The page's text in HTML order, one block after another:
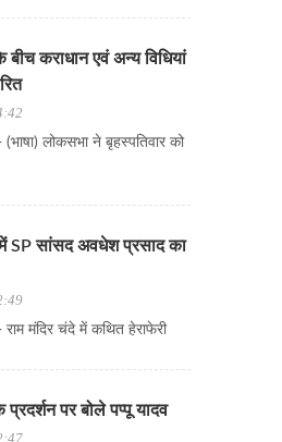
कराधान एवं अन्य विधियां
लोकसभा ने बृहस्पतिवार को
में SP सांसद अवधेश प्रसाद का
मंदिर चंदे में कथित हेराफेरी
पर बोले पप्पू यादव